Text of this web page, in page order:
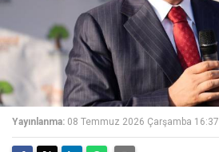
Yayınlanma: 08 Temmuz 2026 Çarşamba 16:37